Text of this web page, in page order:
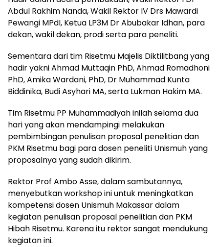
Abdul Rakhim Nanda, Wakil Rektor IV Drs Mawardi
Pewangi MPdI, Ketua LP3M Dr Abubakar Idhan, para
dekan, wakil dekan, prodi serta para peneliti.
Sementara dari tim Risetmu Majelis Diktilitbang yang
hadir yakni Ahmad Muttaqin PhD, Ahmad Romadhoni
PhD, Amika Wardani, PhD, Dr Muhammad Kunta
Biddinika, Budi Asyhari MA, serta Lukman Hakim MA.
Tim Risetmu PP Muhammadiyah inilah selama dua
hari yang akan mendampingi melakukan
pembimbingan penulisan proposal penelitian dan
PKM Risetmu bagi para dosen peneliti Unismuh yang
proposalnya yang sudah dikirim.
Rektor Prof Ambo Asse, dalam sambutannya,
menyebutkan workshop ini untuk meningkatkan
kompetensi dosen Unismuh Makassar dalam
kegiatan penulisan proposal penelitian dan PKM
Hibah Risetmu. Karena itu rektor sangat mendukung
kegiatan ini.